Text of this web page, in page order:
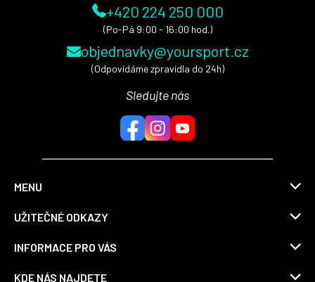
+420 224 250 000
(Po-Pá 9:00 - 16:00 hod.)
objednavky@yoursport.cz
(Odpovídáme zpravidla do 24h)
Sledujte nás
MENU
UŽITEČNÉ ODKAZY
INFORMACE PRO VÁS
KDE NÁS NAJDETE